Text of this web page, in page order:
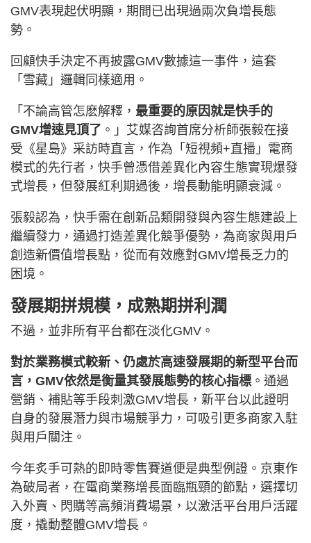
GMV表現起伏明顯，期間已出現過兩次負增長態
勢。
回顧快手決定不再披露GMV數據這一事件，這套
「雪藏」邏輯同樣適用。
「不論高管怎麽解釋， 最重要的原因就是快手的
GMV增速見頂了 。」艾媒咨詢首席分析師張毅在接
受《星島》采訪時直言，作為「短視頻+直播」電商
模式的先行者，快手曾憑借差異化內容生態實現爆發
式增長，但發展紅利期過後，增長動能明顯衰減。
張毅認為，快手需在創新品類開發與內容生態建設上
繼續發力，通過打造差異化競爭優勢，為商家與用戶
創造新價值增長點，從而有效應對GMV增長乏力的
困境。
發展期拼規模，成熟期拼利潤
不過，並非所有平台都在淡化GMV。
對於業務模式較新、仍處於高速發展期的新型平台而
言，GMV依然是衡量其發展態勢的核心指標 。通過
營銷、補貼等手段刺激GMV增長，新平台以此證明
自身的發展潛力與市場競爭力，可吸引更多商家入駐
與用戶關注。
今年炙手可熱的即時零售賽道便是典型例證。京東作
為破局者，在電商業務增長面臨瓶頸的節點，選擇切
入外賣、閃購等高頻消費場景，以激活平台用戶活躍
度，撬動整體GMV增長。